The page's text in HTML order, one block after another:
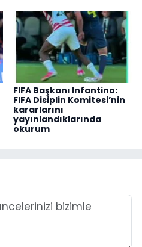
FIFA Başkanı Infantino:
FIFA Disiplin Komitesi’nin
kararlarını
yayınlandıklarında
okurum